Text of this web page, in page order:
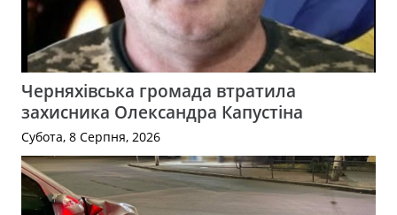
Черняхівська громада втратила
захисника Олександра Капустіна
Субота, 8 Серпня, 2026